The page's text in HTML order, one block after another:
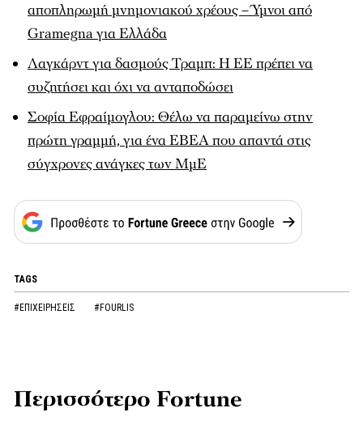
αποπληρωμή μνημονιακού χρέους – Ύμνοι από
Gramegna για Ελλάδα
Λαγκάρντ για δασμούς Τραμπ: Η ΕΕ πρέπει να
συζητήσει και όχι να ανταποδώσει
Σοφία Εφραίμογλου: Θέλω να παραμείνω στην
πρώτη γραμμή, για ένα ΕΒΕΑ που απαντά στις
σύγχρονες ανάγκες των ΜμΕ
TAGS
#ΕΠΙΧΕΙΡΗΣΕΙΣ #FOURLIS
Περισσότερο Fortune